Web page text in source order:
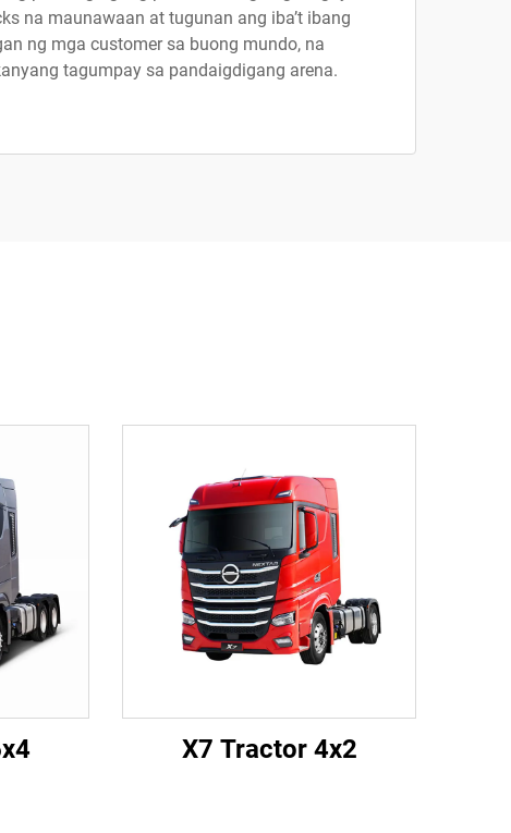
na maunawaan at tugunan ang iba’t ibang
ng mga customer sa buong mundo, na
tagumpay sa pandaigdigang arena.
X7 Tractor 4x2